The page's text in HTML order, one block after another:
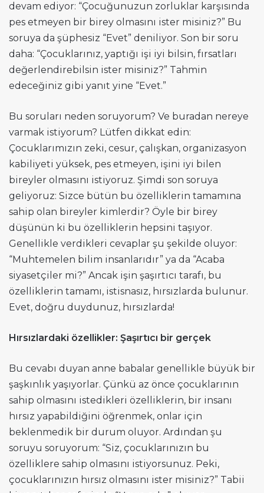
devam ediyor: “Çocuğunuzun zorluklar karşısında
pes etmeyen bir birey olmasını ister misiniz?” Bu
soruya da şüphesiz “Evet” deniliyor. Son bir soru
daha: “Çocuklarınız, yaptığı işi iyi bilsin, fırsatları
değerlendirebilsin ister misiniz?” Tahmin
edeceğiniz gibi yanıt yine “Evet.”
Bu soruları neden soruyorum? Ve buradan nereye
varmak istiyorum? Lütfen dikkat edin:
Çocuklarımızın zeki, cesur, çalışkan, organizasyon
kabiliyeti yüksek, pes etmeyen, işini iyi bilen
bireyler olmasını istiyoruz. Şimdi son soruya
geliyoruz: Sizce bütün bu özelliklerin tamamına
sahip olan bireyler kimlerdir? Öyle bir birey
düşünün ki bu özelliklerin hepsini taşıyor.
Genellikle verdikleri cevaplar şu şekilde oluyor:
“Muhtemelen bilim insanlarıdır” ya da “Acaba
siyasetçiler mi?” Ancak işin şaşırtıcı tarafı, bu
özelliklerin tamamı, istisnasız, hırsızlarda bulunur.
Evet, doğru duydunuz, hırsızlarda!
Hırsızlardaki özellikler: Şaşırtıcı bir gerçek
Bu cevabı duyan anne babalar genellikle büyük bir
şaşkınlık yaşıyorlar. Çünkü az önce çocuklarının
sahip olmasını istedikleri özelliklerin, bir insanı
hırsız yapabildiğini öğrenmek, onlar için
beklenmedik bir durum oluyor. Ardından şu
soruyu soruyorum: “Siz, çocuklarınızın bu
özelliklere sahip olmasını istiyorsunuz. Peki,
çocuklarınızın hırsız olmasını ister misiniz?” Tabii